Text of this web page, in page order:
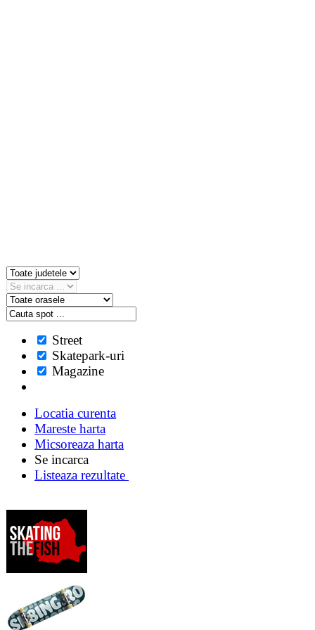
Street
Skatepark-uri
Magazine
Locatia curenta
Mareste harta
Micsoreaza harta
Se incarca
Listeaza rezultate